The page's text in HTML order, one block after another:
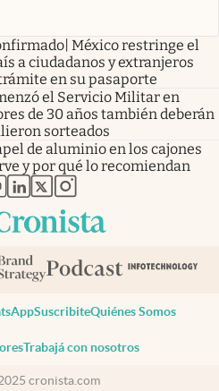
México restringe el
a ciudadanos y extranjeros
en su pasaporte
el Servicio Militar en
de 30 años también deberán
sorteados
de aluminio en los cajones
y por qué lo recomiendan
en nueva pestaña
abre en nueva pestaña
abre en nueva pestaña
abre en nueva pestaña
abre en nueva pestaña
SuscribiteQuiénes Somos
Trabajá con nosotros
cronista.com